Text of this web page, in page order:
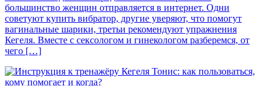
большинство женщин отправляется в интернет. Одни
советуют купить вибратор, другие уверяют, что помогут
вагинальные шарики, третьи рекомендуют упражнения
Кегеля. Вместе с сексологом и гинекологом разберемся, от
чего […]